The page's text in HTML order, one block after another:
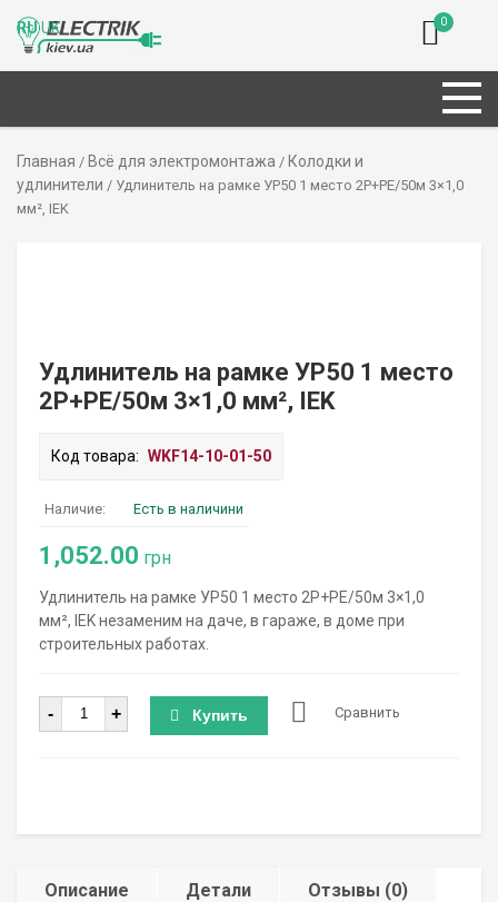
0
Главная / Всё для электромонтажа / Колодки и
удлинители / Удлинитель на рамке УР50 1 место 2P+PE/50м 3×1,0
мм², IEK
Удлинитель на рамке УР50 1 место
2P+PE/50м 3×1,0 мм², IEK
Код товара: WKF14-10-01-50
Наличие: Есть в наличини
1,052.00 грн
Удлинитель на рамке УР50 1 место 2P+PE/50м 3×1,0
мм², IEK незаменим на даче, в гараже, в доме при
строительных работах.
Количество
- + Купить Сравнить
Описание Детали Отзывы (0)
RUUK